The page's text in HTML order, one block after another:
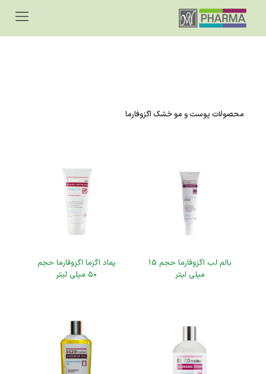
محصولات پوست و مو خشک اگزوفارما
بالم لب اگزوفارما حجم ۱۵
میلی لیتر
پماد اگزما اگزوفارما حجم
۵۰ میلی لیتر